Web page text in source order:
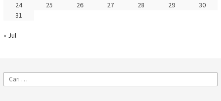
24
25 26 27 28 29
30
31
« Jul
Cari
untuk: